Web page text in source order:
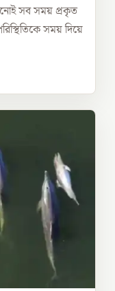
সব সময় প্রকৃত
সময় দিয়ে